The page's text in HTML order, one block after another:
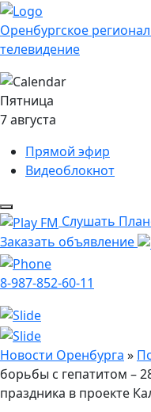
Оренбургское
телевидение
Пятница
7 августа
Прямой эфир
Видеоблокнот
Слушать
Заказать объявление
8-987-852-60-11
Новости Оренбурга »
борьбы с гепатитом –
праздника в проекте